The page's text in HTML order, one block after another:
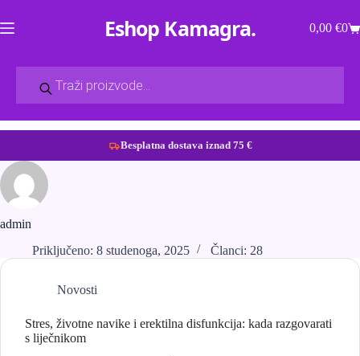
Besplatna dostava iznad 75 €
Preskoči
na
sadržaj
Eshop Kamagra Košarica
0,00 €0
search
admin
Priključeno: 8 studenoga, 2025
Članci: 28
Novosti
Stres, životne navike i erektilna disfunkcija: kada razgovarati
s liječnikom